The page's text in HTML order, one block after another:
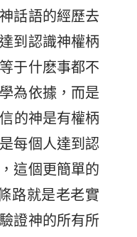
話語的經歷去
到認識神權柄
于什麽事都不
為依據，而是
的神是有權柄
每個人達到認
這個更簡單的
路就是老老實
證神的所有所